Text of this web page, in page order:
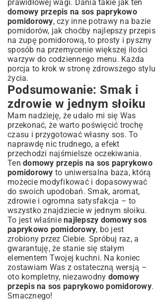
prawidłowej wagi. Dania takie jak ten
domowy przepis na sos paprykowo
pomidorowy, czy inne potrawy na bazie
pomidorów, jak choćby najlepszy przepis
na zupę pomidorową, to prosty i pyszny
sposób na przemycenie większej ilości
warzyw do codziennego menu. Każda
porcja to krok w stronę zdrowszego stylu
życia.
Podsumowanie: Smak i
zdrowie w jednym słoiku
Mam nadzieję, że udało mi się Was
przekonać, że warto poświęcić trochę
czasu i przygotować własny sos. To
naprawdę nic trudnego, a efekt
przechodzi najśmielsze oczekiwania.
Ten domowy przepis na sos paprykowo
pomidorowy to uniwersalna baza, którą
możecie modyfikować i dopasowywać
do swoich upodobań. Smak, aromat,
zdrowie i ogromna satysfakcja – to
wszystko znajdziecie w jednym słoiku.
To jest właśnie najlepszy domowy sos
paprykowo pomidorowy, bo jest
zrobiony przez Ciebie. Spróbuj raz, a
gwarantuję, że stanie się stałym
elementem Twojej kuchni. Na koniec
zostawiam Was z ostateczną wersją –
oto kompletny, niezawodny domowy
przepis na sos paprykowo pomidorowy.
Smacznego!